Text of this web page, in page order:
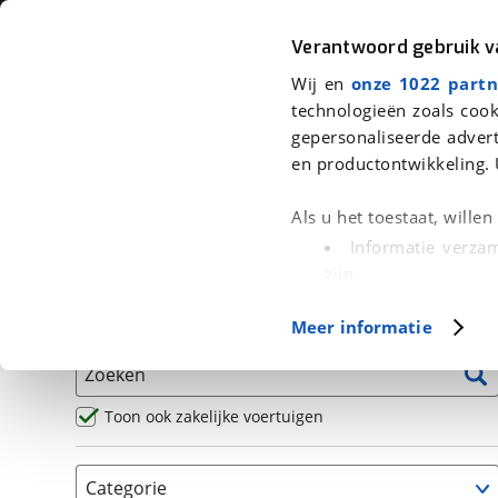
Verantwoord gebruik
Wij en onze 1022
technologieën zoals
gepersonaliseerde
en productontwikkeling.
Als u het toestaat, willen
Informatie
(fingerprinting)
in. U
Cookieverklaring.
Met cookies en
Functionele cookies
Meer informatie
Auto Fiets Motor
We hebben 12 motoren voor je
Zoeken
Toon ook zakelijke voertuigen
Categorie